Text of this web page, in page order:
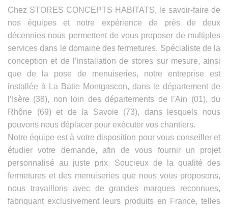
Chez STORES CONCEPTS HABITATS, le savoir-faire de
nos équipes et notre expérience de près de deux
décennies nous permettent de vous proposer de multiples
services dans le domaine des fermetures. Spécialiste de la
conception et de l’installation de stores sur mesure, ainsi
que de la pose de menuiseries, notre entreprise est
installée à La Batie Montgascon, dans le département de
l’Isère (38), non loin des départements de l’Ain (01), du
Rhône (69) et de la Savoie (73), dans lesquels nous
pouvons nous déplacer pour exécuter vos chantiers.
Notre équipe est à votre disposition pour vous conseiller et
étudier votre demande, afin de vous fournir un projet
personnalisé au juste prix. Soucieux de la qualité des
fermetures et des menuiseries que nous vous proposons,
nous travaillons avec de grandes marques reconnues,
fabriquant exclusivement leurs produits en France, telles